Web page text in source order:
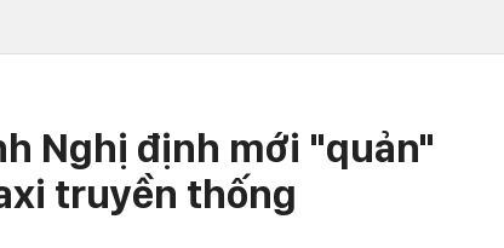
Nghị định mới "quản"
truyền thống